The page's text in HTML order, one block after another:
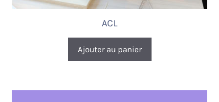
ACL
Ajouter au panier